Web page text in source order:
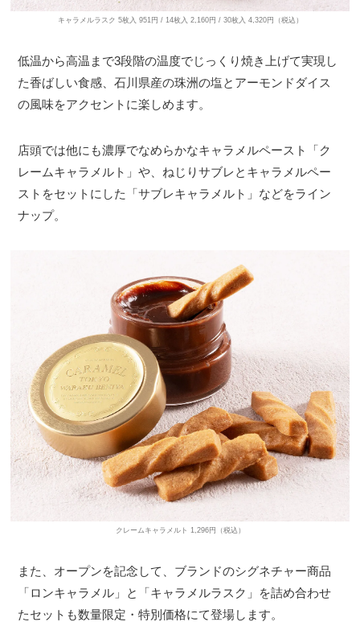
キャラメルラスク 5枚入 951円 / 14枚入 2,160円 / 30枚入 4,320円（税込）
低温から高温まで3段階の温度でじっくり焼き上げて実現し
た香ばしい食感、石川県産の珠洲の塩とアーモンドダイス
の風味をアクセントに楽しめます。
店頭では他にも濃厚でなめらかなキャラメルペースト「ク
レームキャラメルト」や、ねじりサブレとキャラメルペー
ストをセットにした「サブレキャラメルト」などをライン
ナップ。
クレームキャラメルト 1,296円（税込）
また、オープンを記念して、ブランドのシグネチャー商品
「ロンキャラメル」と「キャラメルラスク」を詰め合わせ
たセットも数量限定・特別価格にて登場します。